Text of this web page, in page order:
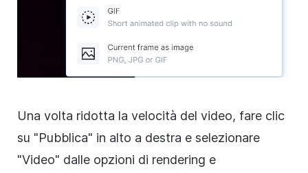
Una volta ridotta la velocità del video, fare clic
su "Pubblica" in alto a destra e selezionare
"Video" dalle opzioni di rendering e